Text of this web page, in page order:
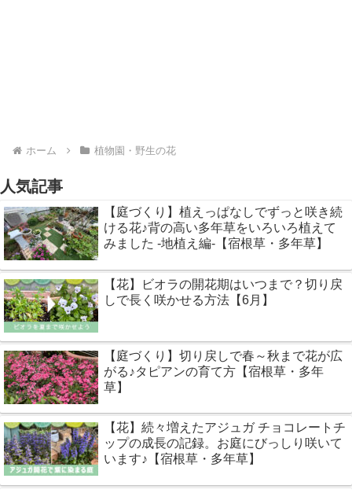
ホーム 植物園・野生の花
人気記事
【庭づくり】植えっぱなしでずっと咲き続
ける花♪背の高い多年草をいろいろ植えて
みました -地植え編-【宿根草・多年草】
【花】ビオラの開花期はいつまで？切り戻
しで長く咲かせる方法【6月】
【庭づくり】切り戻しで春～秋まで花が広
がる♪タピアンの育て方【宿根草・多年
草】
【花】続々増えたアジュガ チョコレートチ
ップの成長の記録。お庭にびっしり咲いて
います♪【宿根草・多年草】